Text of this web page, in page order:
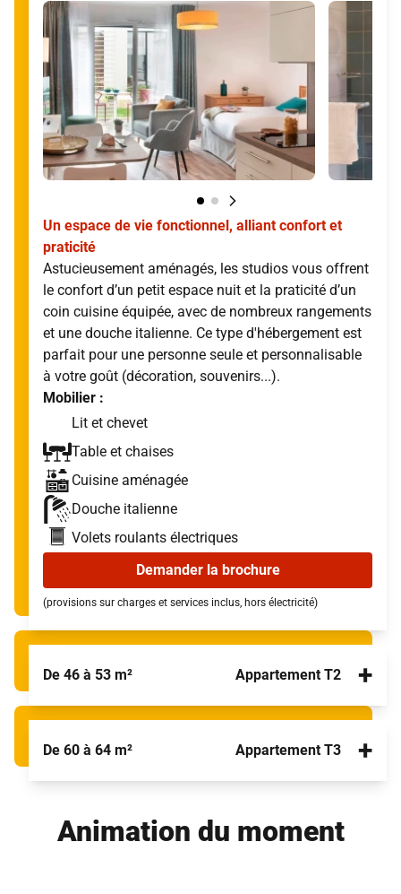
Un espace de vie fonctionnel, alliant confort et
praticité
Astucieusement aménagés, les studios vous offrent
le confort d’un petit espace nuit et la praticité d’un
coin cuisine équipée, avec de nombreux rangements
et une douche italienne. Ce type d'hébergement est
parfait pour une personne seule et personnalisable
à votre goût (décoration, souvenirs...).
Mobilier :
Lit et chevet
Table et chaises
Cuisine aménagée
Douche italienne
Volets roulants électriques
Demander la brochure
(provisions sur charges et services inclus, hors électricité)
De 46 à 53 m² Appartement T2 +
De 60 à 64 m² Appartement T3 +
Animation du moment